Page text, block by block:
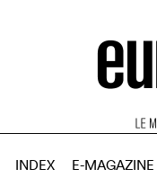
INDEX E-MAGAZINE